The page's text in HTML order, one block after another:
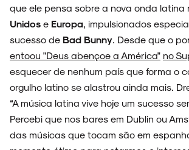
que ele pensa sobre a nova onda latina
Unidos e Europa , impulsionados
sucesso de Bad Bunny . Desde que o
entoou "Deus abençoe a América" no
esquecer de nenhum país que forma o
orgulho latino se alastrou ainda mais.
“A música latina vive hoje um sucesso
Percebi que nos bares em Dublin ou
das músicas que tocam são em